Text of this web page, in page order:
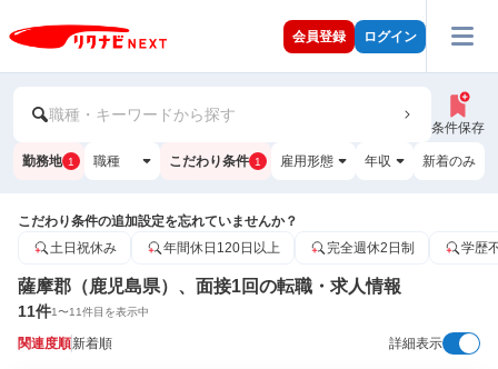
会員登録 ログイン
職種・キーワードから探す
条件保存
勤務地 1 職種 こだわり条件 1 雇用形態 年収 新着のみ
こだわり条件の追加設定を忘れていませんか？
土日祝休み
年間休日120日以上 完全週休2日制 学歴
薩摩郡（鹿児島県）、面接1回の転職・求人情報
11件1〜11件目を表示中
関連度順新着順 詳細表示